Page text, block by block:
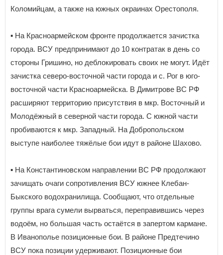
Коломийцам, а также на южных окраинах Орестополя.
▪️ На Красноармейском фронте продолжается зачистка
города. ВСУ предпринимают до 10 контратак в день со
стороны Гришино, но деблокировать своих не могут. Идёт
зачистка северо-восточной части города и с. Рог в юго-
восточной части Красноармейска. В Димитрове ВС РФ
расширяют территорию присутствия в мкр. Восточный и
Молодёжный в северной части города. С южной части
пробиваются к мкр. Западный. На Добропольском
выступе наиболее тяжёлые бои идут в районе Шахово.
▪️ На Константиновском направлении ВС РФ продолжают
зачищать очаги сопротивления ВСУ южнее Клебан-
Быкского водохранилища. Сообщают, что отдельные
группы врага сумели вырваться, переправившись через
водоём, но большая часть остаётся в запертом кармане.
В Иванополье позиционные бои. В районе Предтечино
ВСУ пока позиции удерживают. Позиционные бои